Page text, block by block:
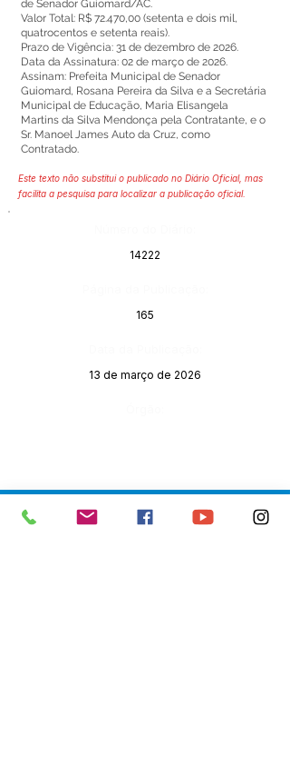
de Senador Guiomard/AC.
Valor Total: R$ 72.470,00 (setenta e dois mil,
quatrocentos e setenta reais).
Prazo de Vigência: 31 de dezembro de 2026.
Data da Assinatura: 02 de março de 2026.
Assinam: Prefeita Municipal de Senador
Guiomard, Rosana Pereira da Silva e a Secretária
Municipal de Educação, Maria Elisangela
Martins da Silva Mendonça pela Contratante, e o
Sr. Manoel James Auto da Cruz, como
Contratado.
Este texto não substitui o publicado no Diário Oficial, mas
facilita a pesquisa para localizar a publicação oficial.
14222
165
13 de março de 2026